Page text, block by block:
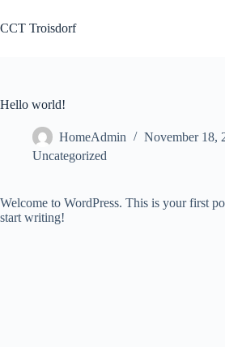
Inhalt
springen
CCT Troisdorf
Hello world!
HomeAdmin
November 18,
Uncategorized
Welcome to WordPress. This is your first
start writing!